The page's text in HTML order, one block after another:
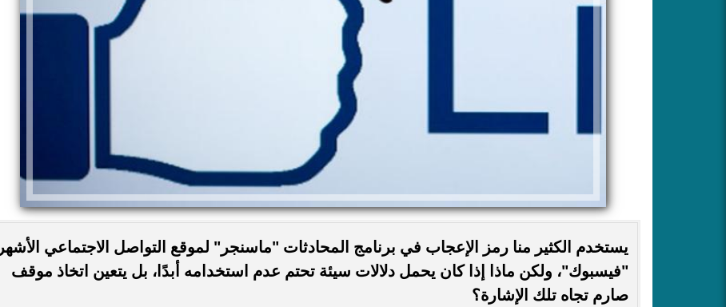
يستخدم الكثير منا رمز الإعجاب في برنامج المحادثات "ماسنجر" لموقع التواصل الاجتماعي الأشهر
"فيسبوك"، ولكن ماذا إذا كان يحمل دلالات سيئة تحتم عدم استخدامه أبدًا، بل يتعين اتخاذ موقف
صارم تجاه تلك الإشارة؟